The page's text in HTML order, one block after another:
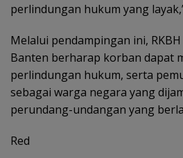
perlindungan hukum yang
Melalui pendampingan ini,
Banten berharap korban dapat
perlindungan hukum, serta
sebagai warga negara yang
perundang-undangan yang
Red